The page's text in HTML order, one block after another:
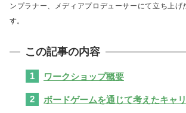
ンプラナー、メディアプロデューサーにて立ち上げ
す。
ワークショップ概要
ボードゲームを通じて考えたキャ